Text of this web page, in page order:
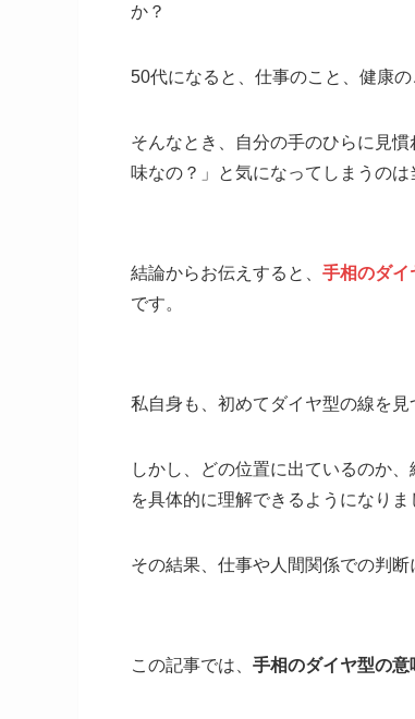
か？
50代になると、仕事のこと、健康
そんなとき、自分の手のひらに見
味なの？」と気になってしまうのは
結論からお伝えすると、 手相のダイ
です。
私自身も、初めてダイヤ型の線を見
しかし、どの位置に出ているのか
を具体的に理解できるようになりま
その結果、仕事や人間関係での判
この記事では、 手相のダイヤ型の